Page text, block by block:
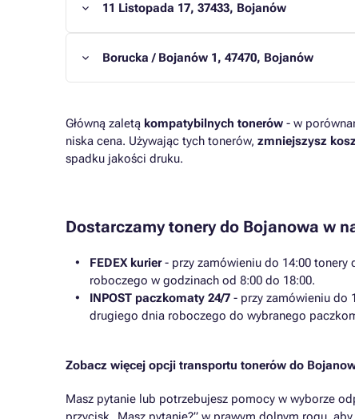
11 Listopada 17, 37433, Bojanów
Borucka / Bojanów 1, 47470, Bojanów
Główną zaletą kompatybilnych tonerów - w
niska cena. Używając tych tonerów, zmniejszysz
spadku jakości druku.
Dostarczamy tonery do Bojanowa w
FEDEX kurier- przy zamówieniu do 14:00 tonery
roboczego w godzinach od 8:00 do 18:00.
INPOST paczkomaty 24/7 - przy zamówieniu do
drugiego dnia roboczego do wybranego
Zobacz więcej opcji transportu tonerów do
Masz pytanie lub potrzebujesz pomocy w wyborze